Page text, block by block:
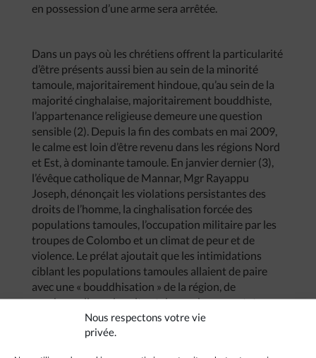
Nous respectons votre vie
privée.
en possession d’une arme sera arrêtée.
Dans un pays où les chrétiens offrent la particularité
d’être présents aussi bien au sein de la minorité
tamoule, majoritairement hindoue, qu’au sein de la
majorité cinghalaise, majoritairement bouddhiste,
l’appartenance religieuse demeure une question
sensible (2). Depuis la fin des combats en mai 2009,
le calme est loin d’être revenu dans les régions Nord
et Est, à dominante tamoule. En janvier dernier (3),
l’évêque catholique de Mannar, Mgr Rayappu
Joseph, dénonçait les violations persistantes des
droits de l’homme, la cinghalisation forcée des
populations tamoules, l’occupation militaire par les
troupes de Colombo et un climat de peur et de
violence. Le prélat ajoutait que les intimidations
ciblant les populations tamoules allaient de paire
avec une « bouddhisation » de la région, de
nombreux lieux de culte et de nombreuses statues
de Bouddha étant édifiés par le gouvernement dans
des régions à dominante hindoue ou chrétienne.